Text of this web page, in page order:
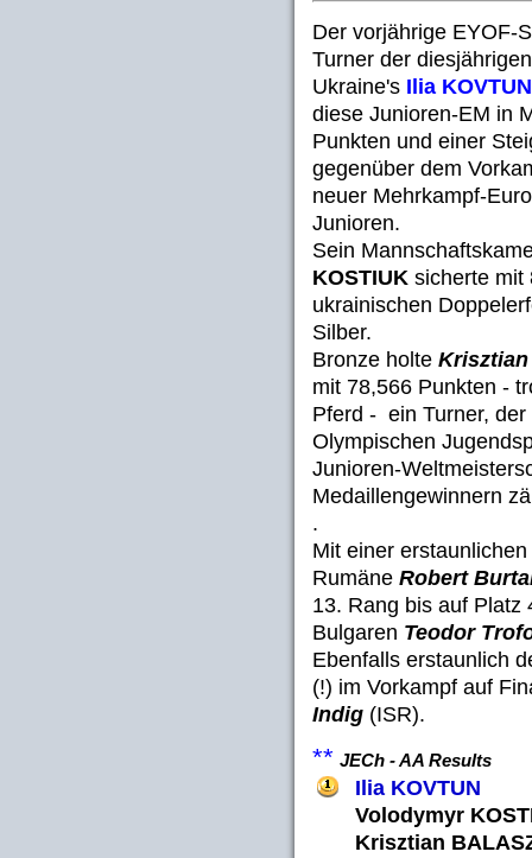
Der vorjährige EYOF-
Turner der
Ukraine's Ilia
diese Junioren-EM in
Punkten und einer
gegenüber dem
neuer Mehrkampf-
Junioren.
Sein
KOSTIUK sicherte mit
ukrainischen
Silber.
Bronze holte
mit 78,566 Punkten -
Pferd - ein Turner,
Olympischen
Junioren-
Medaillengewinnern
.
Mit einer
Rumäne Robert
13. Rang bis auf Platz
Bulgaren Teodor
Ebenfalls erstaunlich
(!) im Vorkampf auf
Indig (ISR).
** JECh - AA Results
Ilia KOVTUN
Volodymyr
Krisztian